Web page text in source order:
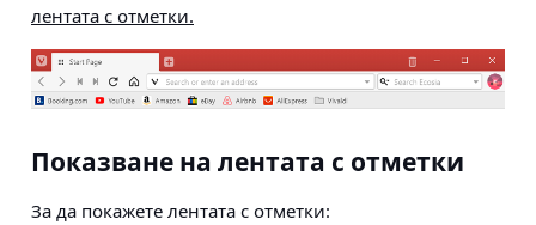
лентата с отметки.
Показване на лентата с отметки
За да покажете лентата с отметки: